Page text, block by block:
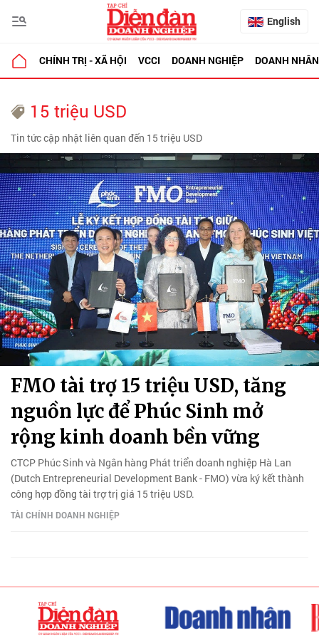
English
CHÍNH TRỊ - XÃ HỘI VCCI DOANH NGHIỆP DOANH NHÂN
15 triệu USD
Tin tức cập nhật liên quan đến 15 triệu USD
FMO tài trợ 15 triệu USD, tăng
nguồn lực để Phúc Sinh mở
rộng kinh doanh bền vững
CTCP Phúc Sinh và Ngân hàng Phát triển doanh nghiệp Hà Lan
(Dutch Entrepreneurial Development Bank - FMO) vừa ký kết thành
công hợp đồng tài trợ trị giá 15 triệu USD.
TÀI CHÍNH DOANH NGHIỆP